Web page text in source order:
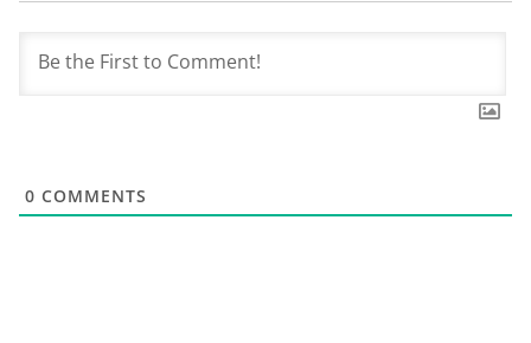
0 COMMENTS